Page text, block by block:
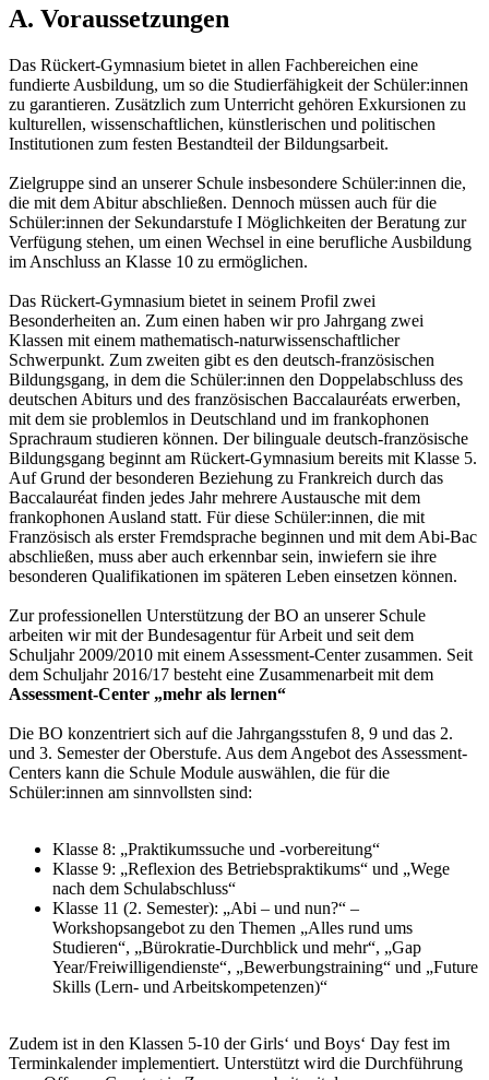
A. Voraussetzungen
Das Rückert-Gymnasium bietet in allen Fachbereichen eine
fundierte Ausbildung, um so die Studierfähigkeit der Schüler:innen
zu garantieren. Zusätzlich zum Unterricht gehören Exkursionen zu
kulturellen, wissenschaftlichen, künstlerischen und politischen
Institutionen zum festen Bestandteil der Bildungsarbeit.
Zielgruppe sind an unserer Schule insbesondere Schüler:innen die,
die mit dem Abitur abschließen. Dennoch müssen auch für die
Schüler:innen der Sekundarstufe I Möglichkeiten der Beratung zur
Verfügung stehen, um einen Wechsel in eine berufliche Ausbildung
im Anschluss an Klasse 10 zu ermöglichen.
Das Rückert-Gymnasium bietet in seinem Profil zwei
Besonderheiten an. Zum einen haben wir pro Jahrgang zwei
Klassen mit einem mathematisch-naturwissenschaftlicher
Schwerpunkt. Zum zweiten gibt es den deutsch-französischen
Bildungsgang, in dem die Schüler:innen den Doppelabschluss des
deutschen Abiturs und des französischen Baccalauréats erwerben,
mit dem sie problemlos in Deutschland und im frankophonen
Sprachraum studieren können. Der bilinguale deutsch-französische
Bildungsgang beginnt am Rückert-Gymnasium bereits mit Klasse 5.
Auf Grund der besonderen Beziehung zu Frankreich durch das
Baccalauréat finden jedes Jahr mehrere Austausche mit dem
frankophonen Ausland statt. Für diese Schüler:innen, die mit
Französisch als erster Fremdsprache beginnen und mit dem Abi-Bac
abschließen, muss aber auch erkennbar sein, inwiefern sie ihre
besonderen Qualifikationen im späteren Leben einsetzen können.
Zur professionellen Unterstützung der BO an unserer Schule
arbeiten wir mit der Bundesagentur für Arbeit und seit dem
Schuljahr 2009/2010 mit einem Assessment-Center zusammen. Seit
dem Schuljahr 2016/17 besteht eine Zusammenarbeit mit dem
Assessment-Center „mehr als lernen“
Die BO konzentriert sich auf die Jahrgangsstufen 8, 9 und das 2.
und 3. Semester der Oberstufe. Aus dem Angebot des Assessment-
Centers kann die Schule Module auswählen, die für die
Schüler:innen am sinnvollsten sind:
Klasse 8: „Praktikumssuche und -vorbereitung“
Klasse 9: „Reflexion des Betriebspraktikums“ und „Wege
nach dem Schulabschluss“
Klasse 11 (2. Semester): „Abi – und nun?“ –
Workshopsangebot zu den Themen „Alles rund ums
Studieren“, „Bürokratie-Durchblick und mehr“, „Gap
Year/Freiwilligendienste“, „Bewerbungstraining“ und „Future
Skills (Lern- und Arbeitskompetenzen)“
Zudem ist in den Klassen 5-10 der Girls‘ und Boys‘ Day fest im
Terminkalender implementiert. Unterstützt wird die Durchführung